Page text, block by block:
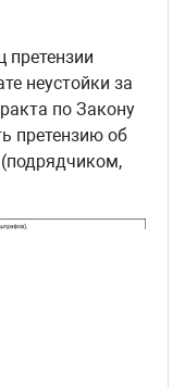
претензии
неустойки за
по Закону
претензию об